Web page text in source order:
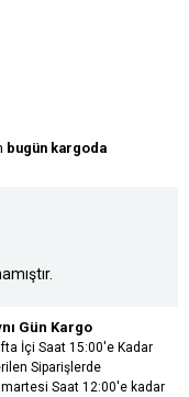
bugün kargoda
Gün Kargo
İçi Saat 15:00'e Kadar
Siparişlerde
Saat 12:00'e kadar